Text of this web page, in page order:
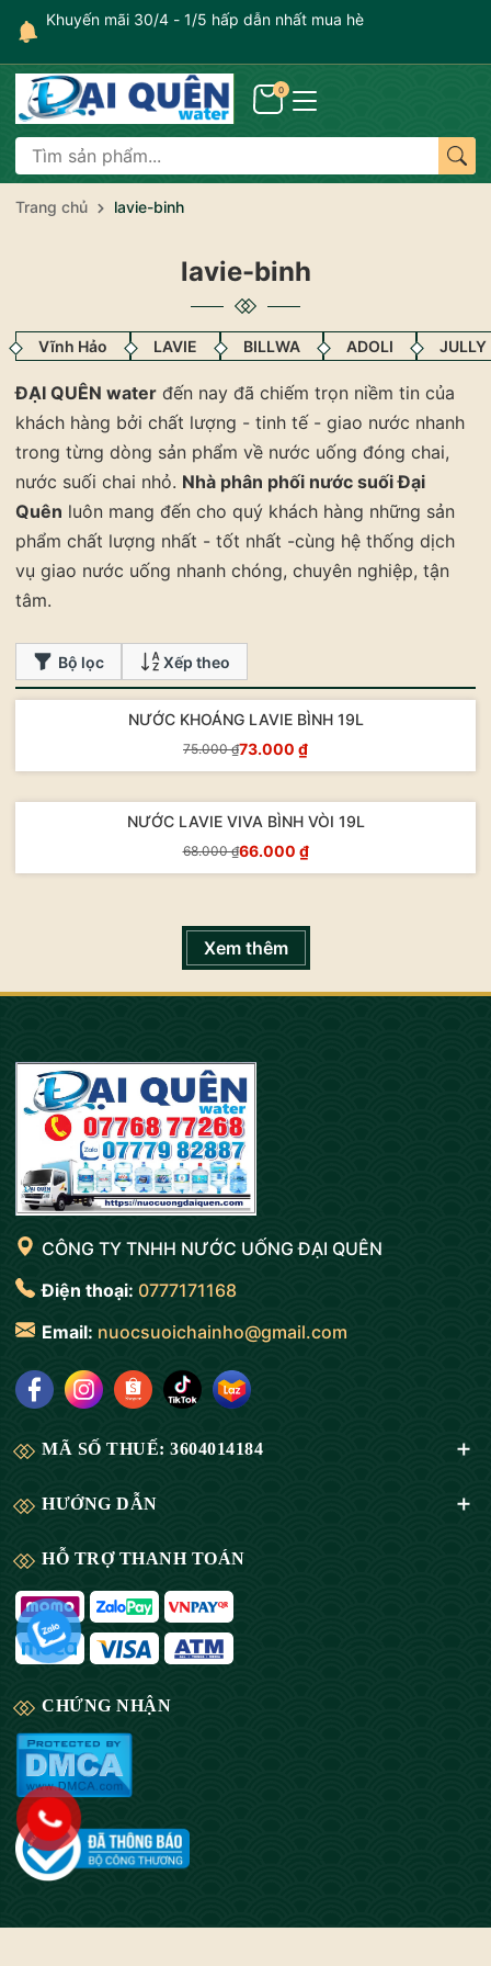
Khuyến mãi 30/4 - 1/5 hấp dẫn nhất mua hè
0
Trang chủ lavie-binh
lavie-binh
Vĩnh Hảo LAVIE BILLWA ADOLI JULLY
ĐẠI QUÊN water đến nay đã chiếm trọn niềm tin của
khách hàng bởi chất lượng - tinh tế - giao nước nhanh
trong từng dòng sản phẩm về nước uống đóng chai,
nước suối chai nhỏ. Nhà phân phối nước suối Đại
Quên luôn mang đến cho quý khách hàng những sản
phẩm chất lượng nhất - tốt nhất -cùng hệ thống dịch
vụ giao nước uống nhanh chóng, chuyên nghiệp, tận
tâm.
Bộ lọc Xếp theo
NƯỚC KHOÁNG LAVIE BÌNH 19L
75.000 ₫73.000 ₫
NƯỚC LAVIE VIVA BÌNH VÒI 19L
68.000 ₫66.000 ₫
Xem thêm
CÔNG TY TNHH NƯỚC UỐNG ĐẠI QUÊN
Điện thoại: 0777171168
Email: nuocsuoichainho@gmail.com
MÃ SỐ THUẾ: 3604014184
HƯỚNG DẪN
HỖ TRỢ THANH TOÁN
CHỨNG NHẬN